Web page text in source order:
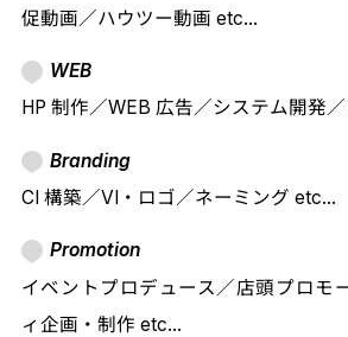
促動画／ハウツー動画 etc…
WEB
HP 制作／WEB 広告／システム開発
Branding
CI 構築／VI・ロゴ／ネーミング etc…
Promotion
イベントプロデュース／店頭プロモ
ィ企画・制作 etc…